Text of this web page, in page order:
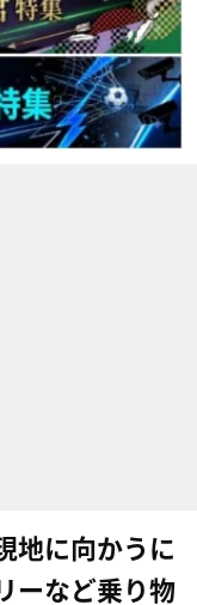
地に向かうに
ーなど乗り物